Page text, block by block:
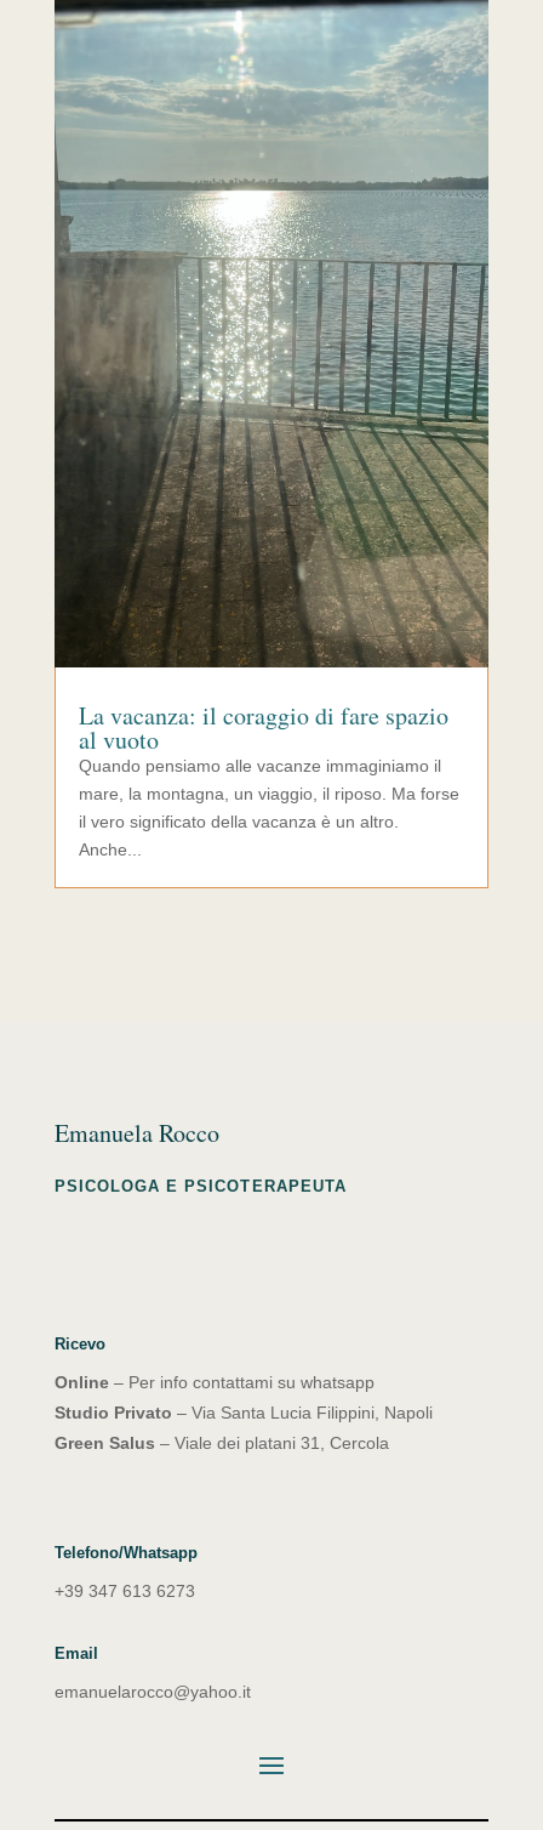
La vacanza: il coraggio di fare spazio
al vuoto
Quando pensiamo alle vacanze immaginiamo il
mare, la montagna, un viaggio, il riposo. Ma forse
il vero significato della vacanza è un altro.
Anche...
Emanuela Rocco
PSICOLOGA E PSICOTERAPEUTA
Ricevo
Online– Per info contattami su whatsapp
Studio Privato – Via Santa Lucia Filippini, Napoli
Green Salus – Viale dei platani 31, Cercola
Telefono/Whatsapp
+39 347 613 6273
Email
emanuelarocco@yahoo.it